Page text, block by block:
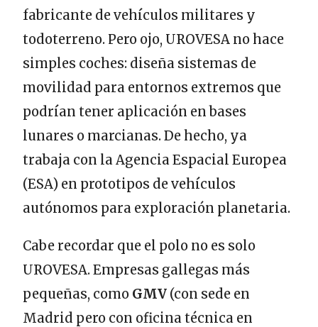
fabricante de vehículos militares y
todoterreno. Pero ojo, UROVESA no hace
simples coches: diseña sistemas de
movilidad para entornos extremos que
podrían tener aplicación en bases
lunares o marcianas. De hecho, ya
trabaja con la Agencia Espacial Europea
(ESA) en prototipos de vehículos
autónomos para exploración planetaria.
Cabe recordar que el polo no es solo
UROVESA. Empresas gallegas más
pequeñas, como GMV (con sede en
Madrid pero con oficina técnica en